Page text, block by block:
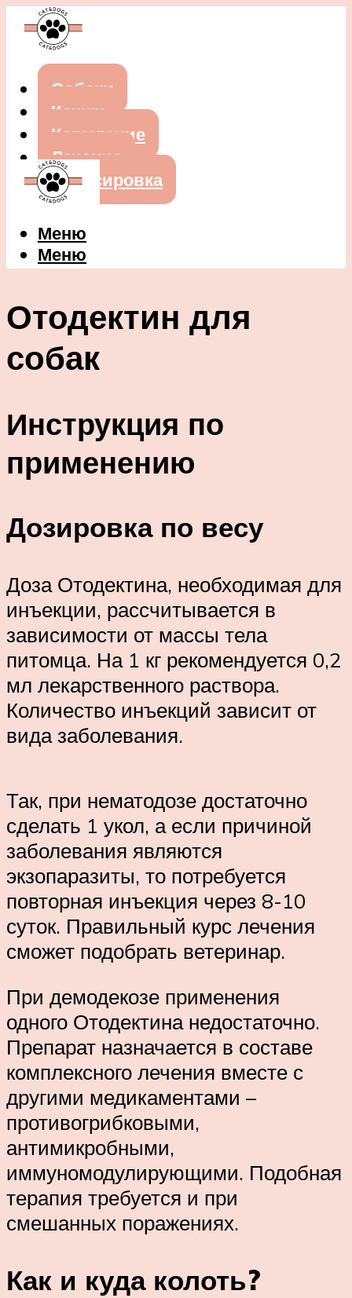
Собаки
Кошки
Кормление
Лечение
Дрессировка
Меню
Меню
Отодектин для
собак
Инструкция по
применению
Дозировка по весу
Доза Отодектина, необходимая для
инъекции, рассчитывается в
зависимости от массы тела
питомца. На 1 кг рекомендуется 0,2
мл лекарственного раствора.
Количество инъекций зависит от
вида заболевания.
Так, при нематодозе достаточно
сделать 1 укол, а если причиной
заболевания являются
экзопаразиты, то потребуется
повторная инъекция через 8-10
суток. Правильный курс лечения
сможет подобрать ветеринар.
При демодекозе применения
одного Отодектина недостаточно.
Препарат назначается в составе
комплексного лечения вместе с
другими медикаментами –
противогрибковыми,
антимикробными,
иммуномодулирующими. Подобная
терапия требуется и при
смешанных поражениях.
Как и куда колоть?